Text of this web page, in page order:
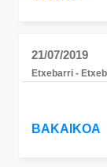
21/07/2019
Etxebarri -
BAKAIKOA